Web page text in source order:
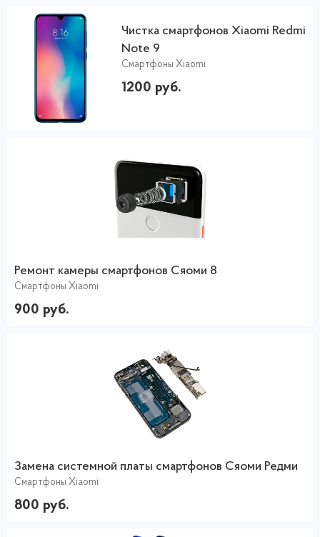
Чистка смартфонов Xiaomi Redmi
Note 9
Смартфоны Xiaomi
1200 руб.
Ремонт камеры смартфонов Сяоми 8
Смартфоны Xiaomi
900 руб.
Замена системной платы смартфонов Сяоми Редми
Смартфоны Xiaomi
800 руб.